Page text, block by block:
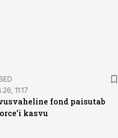
11:17
fond paisutab
kasvu